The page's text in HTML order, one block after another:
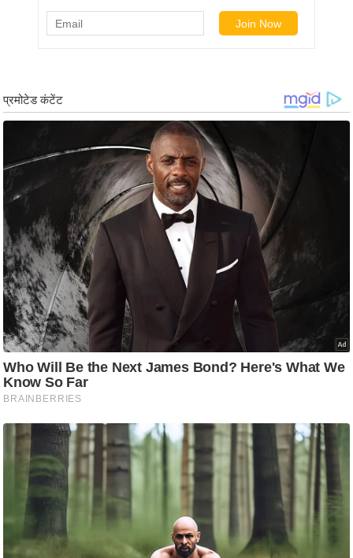
r
e
i
n
N
e
w
s
ला
इ
फ
स्टा
इ
ल
क्नॉ
लॉ
जी
टी